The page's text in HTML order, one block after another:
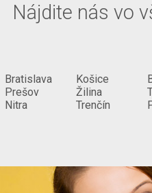
Nájdite nás vo
Bratislava
Prešov
Nitra
Košice
Žilina
Trenčín